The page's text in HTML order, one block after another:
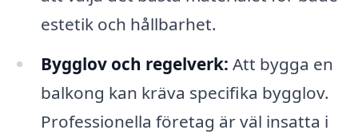
estetik och hållbarhet.
Bygglov och regelverk: Att bygga en
balkong kan kräva specifika bygglov.
Professionella företag är väl insatta i